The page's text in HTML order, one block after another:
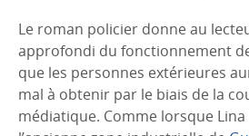
Le roman policier donne au
approfondi du fonctionnement
que les personnes extérieures
mal à obtenir par le biais de la
médiatique. Comme lorsque